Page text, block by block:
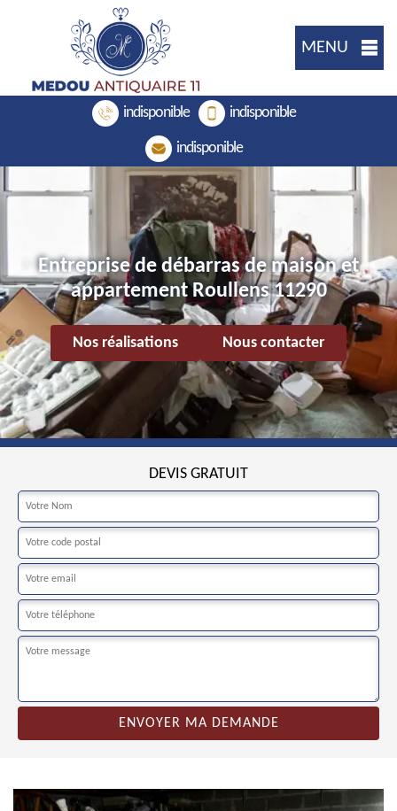
MENU
indisponible indisponible
indisponible
Entreprise de débarras de maison et
appartement Roullens 11290
Nos réalisations Nous contacter
DEVIS GRATUIT